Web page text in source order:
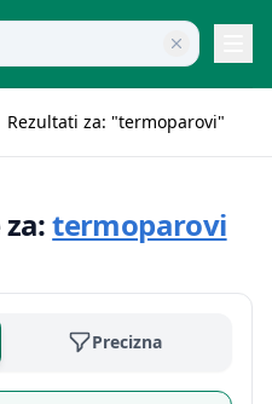
Rezultati za: "termoparovi"
za:termoparovi
Precizna